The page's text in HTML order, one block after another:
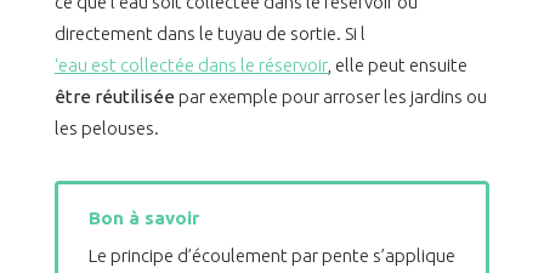
directement dans le tuyau de sortie. Si l
‘eau est collectée dans le réservoir , elle peut ensuite
être réutilisée par exemple pour arroser les jardins ou
les pelouses.
Bon à savoir
Le principe d’écoulement par pente s’applique